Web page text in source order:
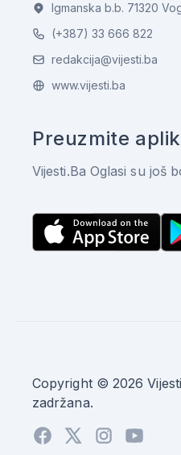
Igmanska b.b. 71320
(+387) 33 666 822
redakcija@vijesti.ba
www.vijesti.ba
Preuzmite
Vijesti.Ba Oglasi su još
Copyright © 2026
zadržana.